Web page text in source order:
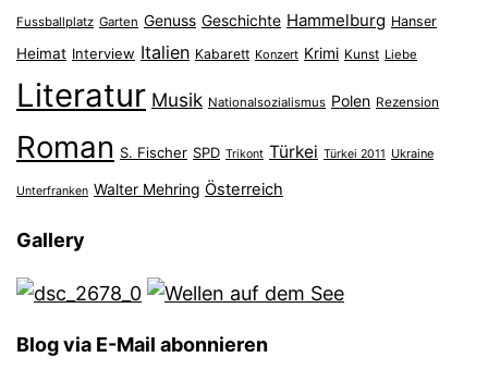
Fussballplatz Garten Genuss Geschichte Hammelburg Hanser
Heimat Interview Italien Kabarett Konzert Krimi Kunst Liebe
Literatur Musik Nationalsozialismus Polen Rezension
Roman S. Fischer SPD Trikont Türkei Türkei 2011 Ukraine
Unterfranken Walter Mehring Österreich
Gallery
Blog via E-Mail abonnieren